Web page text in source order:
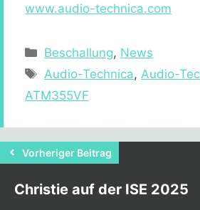
www.audio-technica.com
Kategorien
Beschallung, News
Schlagwörter
Audio-Technica, Audio-
ATM355VF
Vorheriger Beitrag
Christie auf der ISE 2025